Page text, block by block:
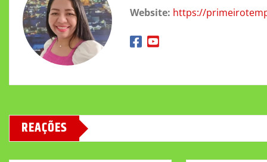
Website: https://
REAÇÕES